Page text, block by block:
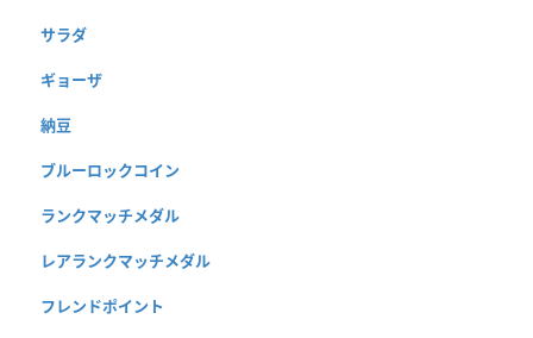
サラダ
ギョーザ
納豆
ブルーロックコイン
ランクマッチメダル
レアランクマッチメダル
フレンドポイント